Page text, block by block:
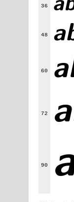
36
48
60
72
90